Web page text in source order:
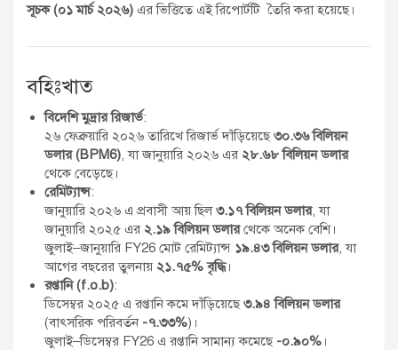
সূচক (০১ মার্চ ২০২৬) এর ভিত্তিতে এই রিপোর্টটি তৈরি করা হয়েছে।
বহিঃখাত
বিদেশি মুদ্রার রিজার্ভ:
২৬ ফেব্রুয়ারি ২০২৬ তারিখে রিজার্ভ দাঁড়িয়েছে৩০.৩৬ বিলিয়ন
ডলার (BPM6), যা জানুয়ারি ২০২৬ এর ২৮.৬৮ বিলিয়ন ডলার
থেকে বেড়েছে।
রেমিট্যান্স:
জানুয়ারি ২০২৬ এ প্রবাসী আয় ছিল৩.১৭ বিলিয়ন ডলার, যা
জানুয়ারি ২০২৫ এর ২.১৯ বিলিয়ন ডলারথেকে অনেক বেশি।
জুলাই–জানুয়ারি FY26 মোট রেমিট্যান্স ১৯.৪৩ বিলিয়ন ডলার, যা
আগের বছরের তুলনায় ২১.৭৫% বৃদ্ধি।
রপ্তানি (f.o.b):
ডিসেম্বর ২০২৫ এ রপ্তানি কমে দাঁড়িয়েছে৩.৯৪ বিলিয়ন ডলার
(বাৎসরিক পরিবর্তন -৭.৩৩%)।
জুলাই–ডিসেম্বর FY26 এ রপ্তানি সামান্য কমেছে -০.৯০% ।